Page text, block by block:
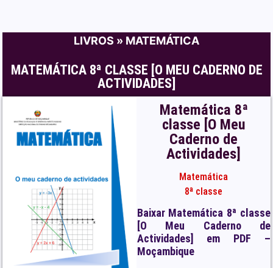
LIVROS » MATEMÁTICA
MATEMÁTICA 8ª CLASSE [O MEU CADERNO DE
ACTIVIDADES]
Matemática 8ª
classe [O Meu
Caderno de
Actividades]
Matemática
8ª classe
Baixar Matemática 8ª classe
[O Meu Caderno de
Actividades] em PDF –
Moçambique